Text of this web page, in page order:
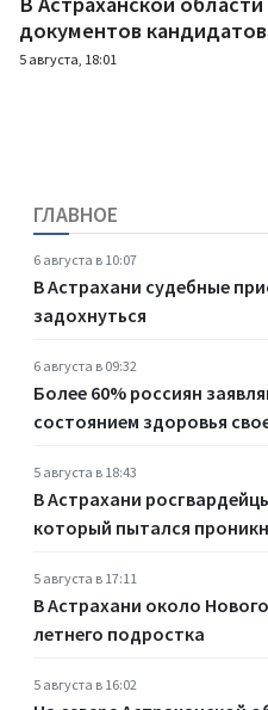
документов
5 августа, 18:01
ГЛАВНОЕ
6 августа в 10:07
В Астрахани судебные
задохнуться
6 августа в 09:32
Более 60% россиян
состоянием здоровья
5 августа в 18:43
В Астрахани
который пытался
5 августа в 17:11
В Астрахани около
летнего подростка
5 августа в 16:02